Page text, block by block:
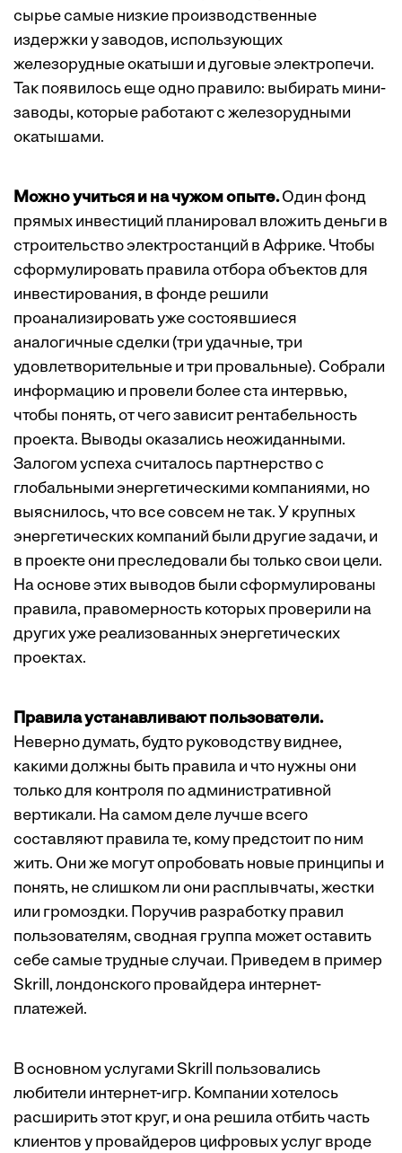
сырье самые низкие производственные
издержки у заводов, использующих
железорудные окатыши и дуговые электропечи.
Так появилось еще одно правило: выбирать мини-
заводы, которые работают с железорудными
окатышами.
Можно учиться и на чужом опыте.Один фонд
прямых инвестиций планировал вложить деньги в
строительство электростанций в Африке. Чтобы
сформулировать правила отбора объектов для
инвестирования, в фонде решили
проанализировать уже состоявшиеся
аналогичные сделки (три удачные, три
удовлетворительные и три провальные). Собрали
информацию и провели более ста интервью,
чтобы понять, от чего зависит рентабельность
проекта. Выводы оказались неожиданными.
Залогом успеха считалось партнерство с
глобальными энергетическими компаниями, но
выяснилось, что все совсем не так. У крупных
энергетических компаний были другие задачи, и
в проекте они преследовали бы только свои цели.
На основе этих выводов были сформулированы
правила, правомерность которых проверили на
других уже реализованных энергетических
проектах.
Правила устанавливают пользователи.
Неверно думать, будто руководству виднее,
какими должны быть правила и что нужны они
только для контроля по административной
вертикали. На самом деле лучше всего
составляют правила те, кому предстоит по ним
жить. Они же могут опробовать новые принципы и
понять, не слишком ли они расплывчаты, жестки
или громоздки. Поручив разработку правил
пользователям, сводная группа может оставить
себе самые трудные случаи. Приведем в пример
Skrill, лондонского провайдера интернет-
платежей.
В основном услугами Skrill пользовались
любители интернет-игр. Компании хотелось
расширить этот круг, и она решила отбить часть
клиентов у провайдеров цифровых услуг вроде